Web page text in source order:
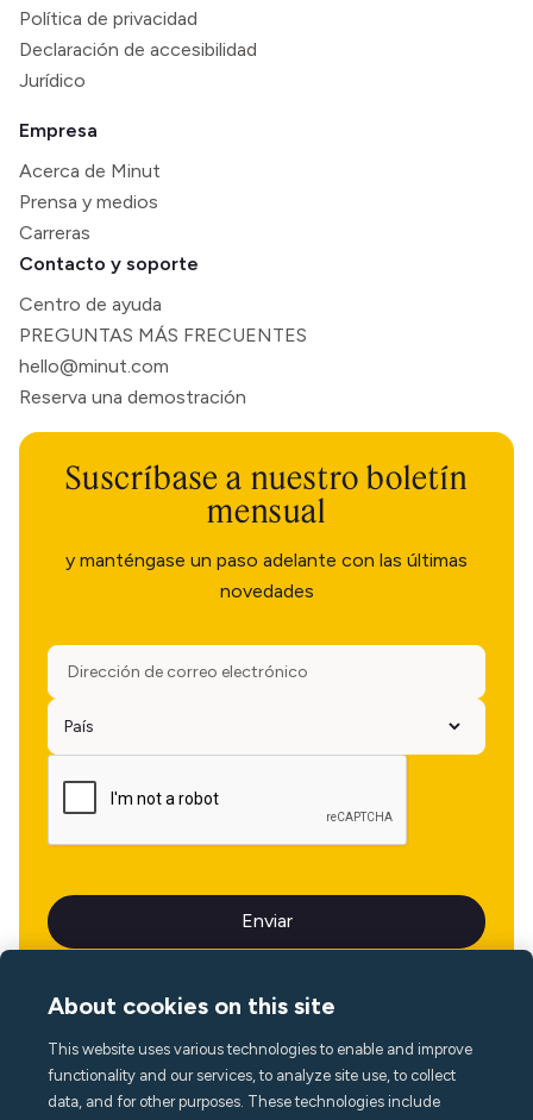
Política de privacidad
Declaración de accesibilidad
Jurídico
Empresa
Acerca de Minut
Prensa y medios
Carreras
Contacto y soporte
Centro de ayuda
PREGUNTAS MÁS FRECUENTES
hello@minut.com
Reserva una demostración
Suscríbase a nuestro boletín
mensual
y manténgase un paso adelante con las últimas
novedades
Idioma
About cookies on this site
This website uses various technologies to enable and improve
functionality and our services, to analyze site use, to collect
data, and for other purposes. These technologies include